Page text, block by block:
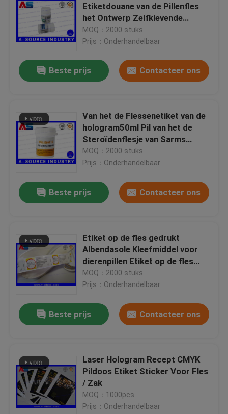
Etiketdouane van de Pillenfles
het Ontwerp Zelfklevende
Etiketten/Steriod-Fles
Etikettering voor 50ml-Kruiken
MOQ：2000 stuks
Prijs：Onderhandelbaar
Beste prijs Contacteer ons
Van het de Flessenetiket van de
hologram50ml Pil van het de
Steroïdenflesje van Sarms
Mondeling de
Stickeretiket/Gepersonaliseerde
MOQ：2000 stuks
Prijs：Onderhandelbaar
Beste prijs Contacteer ons
Etiket op de fles gedrukt
Albendasole Kleefmiddel voor
dierenpillen Etiket op de fles
voor schapen en geiten
MOQ：2000 stuks
Prijs：Onderhandelbaar
Beste prijs Contacteer ons
Laser Hologram Recept CMYK
Pildoos Etiket Sticker Voor Fles
/ Zak
MOQ：1000pcs
Prijs：Onderhandelbaar